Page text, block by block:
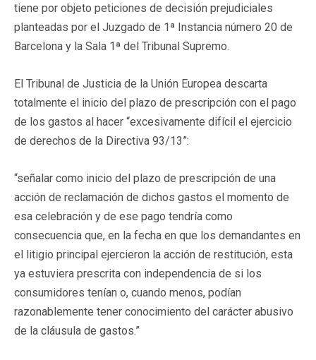
tiene por objeto peticiones de decisión prejudiciales
planteadas por el Juzgado de 1ª Instancia número 20 de
Barcelona y la Sala 1ª del Tribunal Supremo.
El Tribunal de Justicia de la Unión Europea descarta
totalmente el inicio del plazo de prescripción con el pago
de los gastos al hacer “excesivamente difícil el ejercicio
de derechos de la Directiva 93/13”:
“señalar como inicio del plazo de prescripción de una
acción de reclamación de dichos gastos el momento de
esa celebración y de ese pago tendría como
consecuencia que, en la fecha en que los demandantes en
el litigio principal ejercieron la acción de restitución, esta
ya estuviera prescrita con independencia de si los
consumidores tenían o, cuando menos, podían
razonablemente tener conocimiento del carácter abusivo
de la cláusula de gastos.”